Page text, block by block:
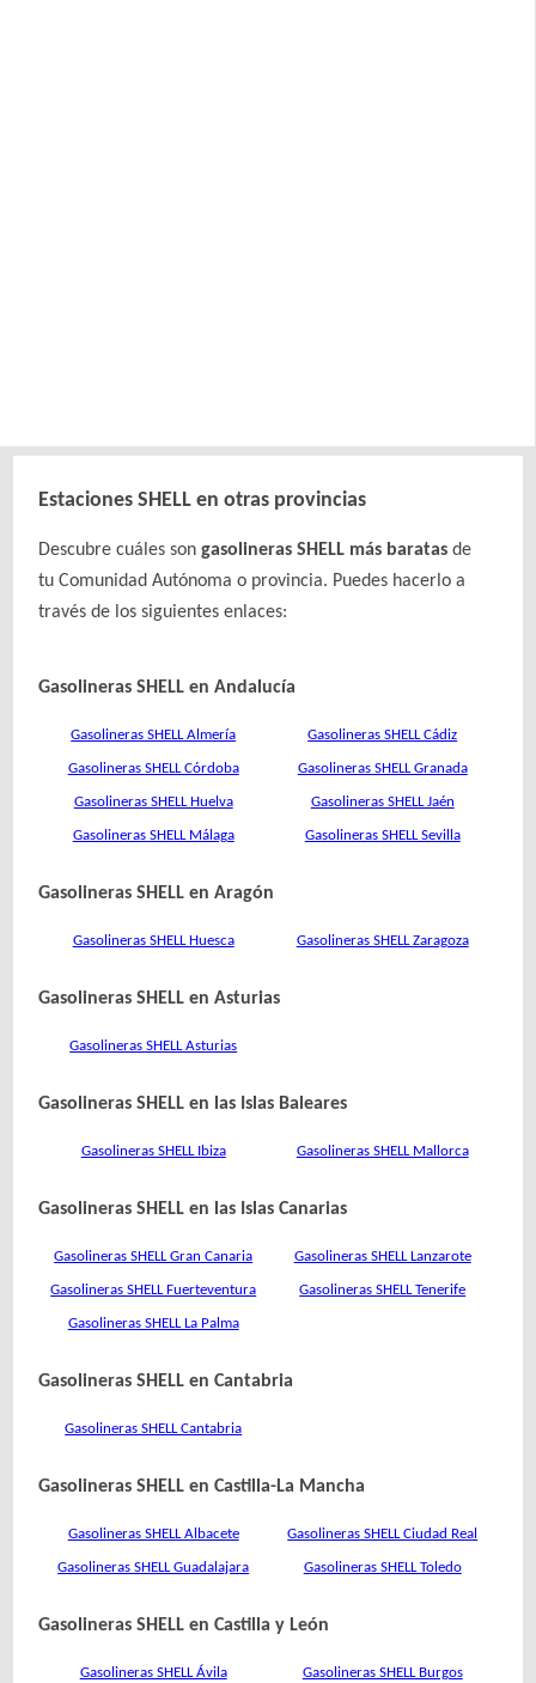
Estaciones SHELL en otras provincias
Descubre cuáles songasolineras SHELL más baratas de
tu Comunidad Autónoma o provincia. Puedes hacerlo a
través de los siguientes enlaces:
Gasolineras SHELL en Andalucía
Gasolineras SHELL Almería Gasolineras SHELL Cádiz
Gasolineras SHELL Córdoba Gasolineras SHELL Granada
Gasolineras SHELL Huelva Gasolineras SHELL Jaén
Gasolineras SHELL Málaga Gasolineras SHELL Sevilla
Gasolineras SHELL en Aragón
Gasolineras SHELL Huesca Gasolineras SHELL Zaragoza
Gasolineras SHELL en Asturias
Gasolineras SHELL Asturias
Gasolineras SHELL en las Islas Baleares
Gasolineras SHELL Ibiza Gasolineras SHELL Mallorca
Gasolineras SHELL en las Islas Canarias
Gasolineras SHELL Gran Canaria Gasolineras SHELL Lanzarote
Gasolineras SHELL Fuerteventura Gasolineras SHELL Tenerife
Gasolineras SHELL La Palma
Gasolineras SHELL en Cantabria
Gasolineras SHELL Cantabria
Gasolineras SHELL en Castilla-La Mancha
Gasolineras SHELL Albacete Gasolineras SHELL Ciudad Real
Gasolineras SHELL Guadalajara Gasolineras SHELL Toledo
Gasolineras SHELL en Castilla y León
Gasolineras SHELL Ávila Gasolineras SHELL Burgos